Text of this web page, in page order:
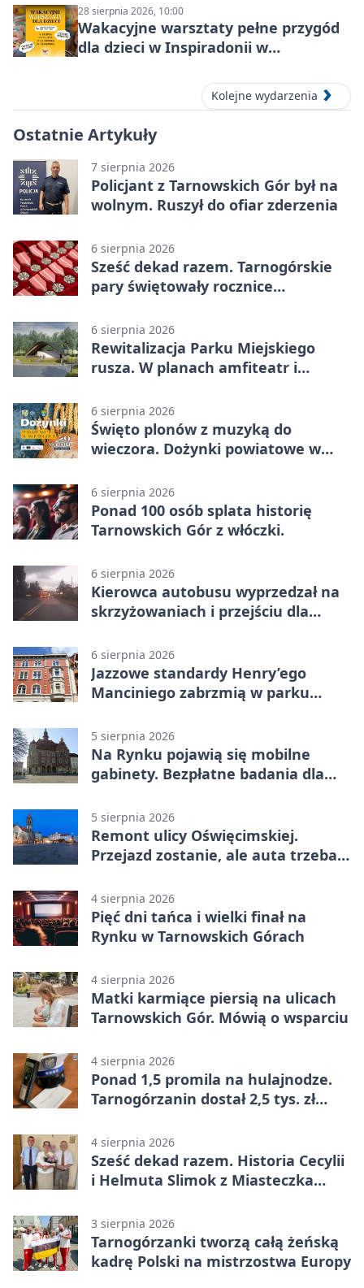
28 sierpnia 2026, 10:00
Wakacyjne warsztaty pełne przygód
dla dzieci w Inspiradonii w
Kolejne wydarzenia
Ostatnie Artykuły
7 sierpnia 2026
Policjant z Tarnowskich Gór był na
wolnym. Ruszył do ofiar zderzenia
6 sierpnia 2026
Sześć dekad razem. Tarnogórskie
pary świętowały rocznice
6 sierpnia 2026
Rewitalizacja Parku Miejskiego
rusza. W planach amfiteatr i
6 sierpnia 2026
Święto plonów z muzyką do
wieczora. Dożynki powiatowe w
6 sierpnia 2026
Ponad 100 osób splata historię
Tarnowskich Gór z włóczki.
6 sierpnia 2026
Kierowca autobusu wyprzedzał na
skrzyżowaniach i przejściu dla
6 sierpnia 2026
Jazzowe standardy Henry’ego
Manciniego zabrzmią w parku
5 sierpnia 2026
Na Rynku pojawią się mobilne
gabinety. Bezpłatne badania dla
5 sierpnia 2026
Remont ulicy Oświęcimskiej.
Przejazd zostanie, ale auta trzeba
4 sierpnia 2026
Pięć dni tańca i wielki finał na
Rynku w Tarnowskich Górach
4 sierpnia 2026
Matki karmiące piersią na ulicach
Tarnowskich Gór. Mówią o wsparciu
4 sierpnia 2026
Ponad 1,5 promila na hulajnodze.
Tarnogórzanin dostał 2,5 tys. zł
4 sierpnia 2026
Sześć dekad razem. Historia Cecylii
i Helmuta Slimok z Miasteczka
3 sierpnia 2026
Tarnogórzanki tworzą całą żeńską
kadrę Polski na mistrzostwa Europy